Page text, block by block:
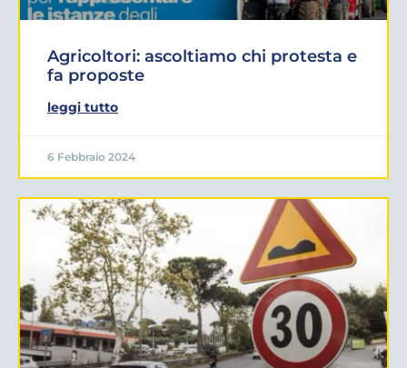
Agricoltori: ascoltiamo chi protesta e
fa proposte
leggi tutto
6 Febbraio 2024